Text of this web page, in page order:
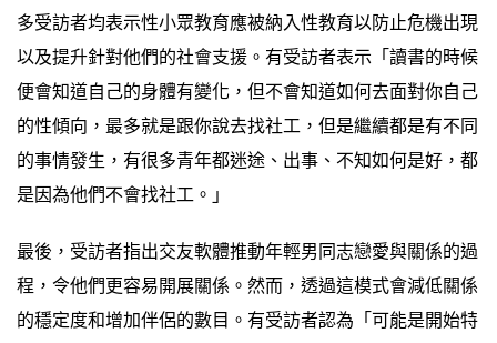
多受訪者均表示性小眾教育應被納入性教育以防止危機出現
以及提升針對他們的社會支援。有受訪者表示「讀書的時候
便會知道自己的身體有變化，但不會知道如何去面對你自己
的性傾向，最多就是跟你說去找社工，但是繼續都是有不同
的事情發生，有很多青年都迷途、出事、不知如何是好，都
是因為他們不會找社工。」
最後，受訪者指出交友軟體推動年輕男同志戀愛與關係的過
程，令他們更容易開展關係。然而，透過這模式會減低關係
的穩定度和增加伴侶的數目。有受訪者認為「可能是開始特